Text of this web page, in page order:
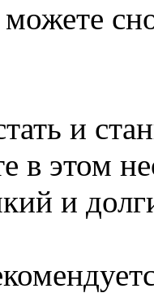
и
в этом
и